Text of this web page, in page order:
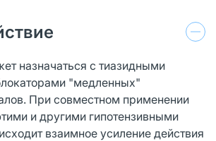
назначаться с тиазидными
"медленных"
При совместном применении
и другими гипотензивными
взаимное усиление действия